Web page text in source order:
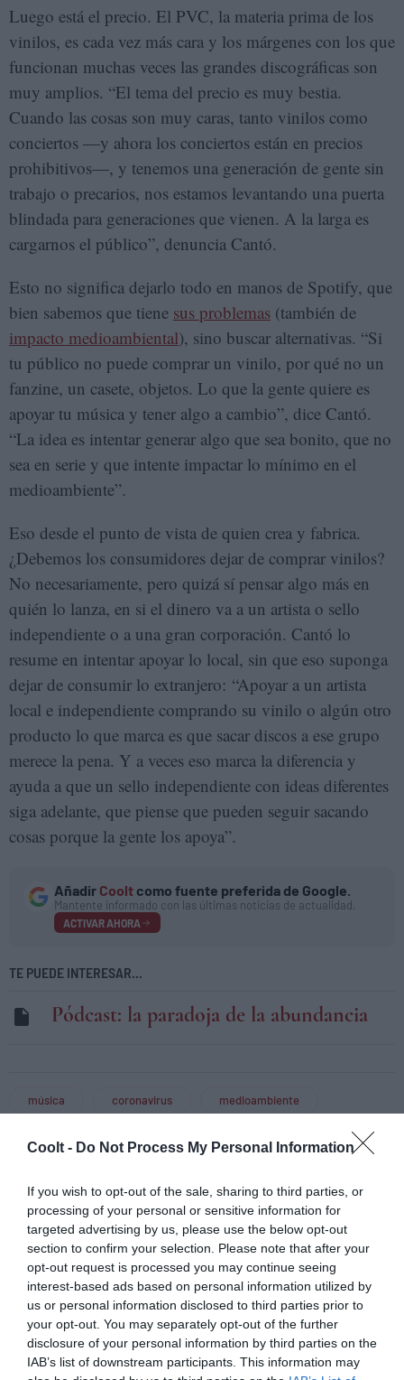
Coolt - Do Not Process My Personal Information
If you wish to opt-out of the sale, sharing to third parties, or
processing of your personal or sensitive information for
targeted advertising by us, please use the below opt-out
section to confirm your selection. Please note that after your
opt-out request is processed you may continue seeing
interest-based ads based on personal information utilized by
us or personal information disclosed to third parties prior to
your opt-out. You may separately opt-out of the further
disclosure of your personal information by third parties on the
IAB’s list of downstream participants. This information may
Luego está el precio. El PVC, la materia prima de los
vinilos, es cada vez más cara y los márgenes con los que
funcionan muchas veces las grandes discográficas son
muy amplios. “El tema del precio es muy bestia.
Cuando las cosas son muy caras, tanto vinilos como
conciertos —y ahora los conciertos están en precios
prohibitivos—, y tenemos una generación de gente sin
trabajo o precarios, nos estamos levantando una puerta
blindada para generaciones que vienen. A la larga es
cargarnos el público”, denuncia Cantó.
Esto no significa dejarlo todo en manos de Spotify, que
bien sabemos que tiene sus problemas (también de
impacto medioambiental), sino buscar alternativas. “Si
tu público no puede comprar un vinilo, por qué no un
fanzine, un casete, objetos. Lo que la gente quiere es
apoyar tu música y tener algo a cambio”, dice Cantó.
“La idea es intentar generar algo que sea bonito, que no
sea en serie y que intente impactar lo mínimo en el
medioambiente”.
Eso desde el punto de vista de quien crea y fabrica.
¿Debemos los consumidores dejar de comprar vinilos?
No necesariamente, pero quizá sí pensar algo más en
quién lo lanza, en si el dinero va a un artista o sello
independiente o a una gran corporación. Cantó lo
resume en intentar apoyar lo local, sin que eso suponga
dejar de consumir lo extranjero: “Apoyar a un artista
local e independiente comprando su vinilo o algún otro
producto lo que marca es que sacar discos a ese grupo
merece la pena. Y a veces eso marca la diferencia y
ayuda a que un sello independiente con ideas diferentes
siga adelante, que piense que pueden seguir sacando
cosas porque la gente los apoya”.
Añadir Coolt como fuente preferida de Google.
Mantente informado con las últimas noticias de actualidad.
ACTIVAR AHORA
TE PUEDE INTERESAR...
Pódcast: la paradoja de la abundancia
música coronavirus medioambiente
Periodista. Colaboradora de medios como El País y
Archiletras. Cofundadora del medio digital de
tendenciasDisquecool.
Suscríbete a nuestra newsletter
Recibe las mejores historias de COOLT en tu correo
Email